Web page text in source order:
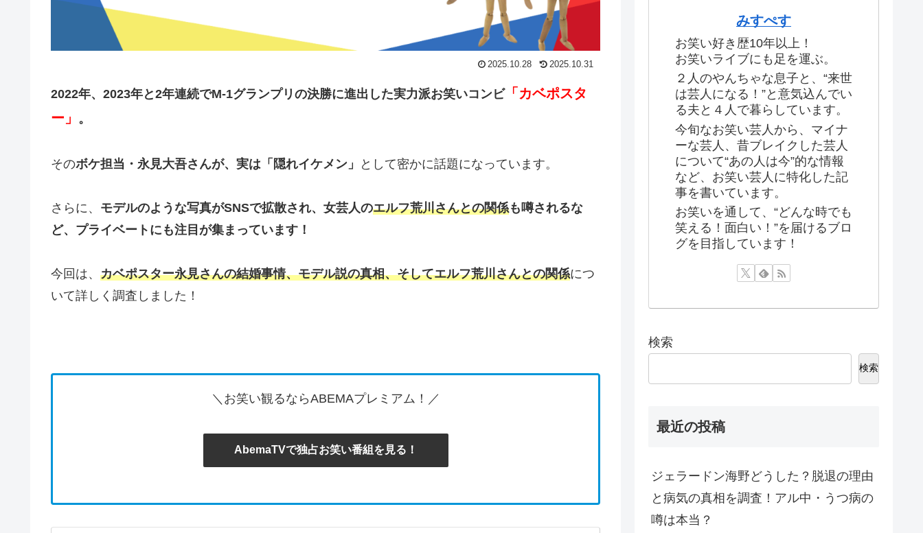
2025.10.28 2025.10.31
2022年、2023年と2年連続でM-1グランプリの決勝に進出した実力派お笑いコンビ「カベポスタ
ー」 。
そのボケ担当・永見大吾さんが、実は「隠れイケメン」 として密かに話題になっています。
さらに、 モデルのような写真がSNSで拡散され、女芸人のエルフ荒川さんとの関係も噂されるな
ど、プライベートにも注目が集まっています！
今回は、 カベポスター永見さんの結婚事情、モデル説の真相、そしてエルフ荒川さんとの関係につ
いて詳しく調査しました！
＼お笑い観るならABEMAプレミアム！／
AbemaTVで独占お笑い番組を見る！
みすぺす
お笑い好き歴10年以上！
お笑いライブにも足を運ぶ。
２人のやんちゃな息子と、“来世
は芸人になる！”と意気込んでい
る夫と４人で暮らしています。
今旬なお笑い芸人から、マイナ
ーな芸人、昔ブレイクした芸人
について“あの人は今”的な情報
など、お笑い芸人に特化した記
事を書いています。
お笑いを通して、“どんな時でも
笑える！面白い！”を届けるブロ
グを目指しています！
検索
検索
最近の投稿
ジェラードン海野どうした？脱退の理由
と病気の真相を調査！アル中・うつ病の
噂は本当？